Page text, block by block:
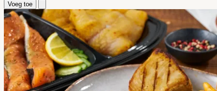
Voeg toe